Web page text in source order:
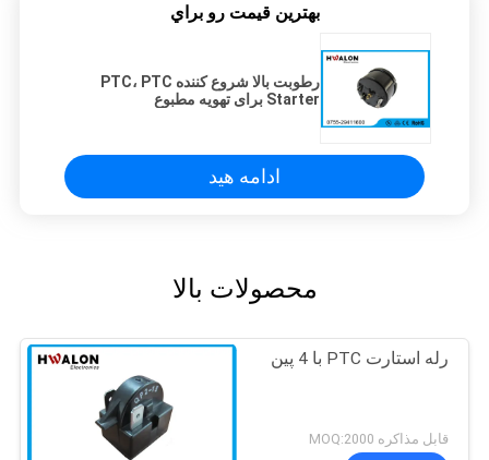
بهترين قيمت رو براي
رطوبت بالا شروع کننده PTC، PTC
Starter برای تهویه مطبوع
ادامه هید
محصولات بالا
رله استارت PTC با 4 پین
قابل مذاکره MOQ:2000